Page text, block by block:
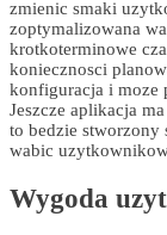
zmienic smaki
zoptymalizowana
krotkoterminowe
koniecznosci
konfiguracja i moze
Jeszcze aplikacja
to bedzie
wabic
Wygoda